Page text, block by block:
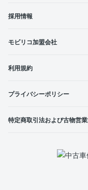
採用情報
モビリコ加盟会社
利用規約
プライバシーポリシー
特定商取引法および古物営